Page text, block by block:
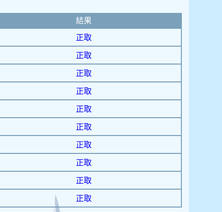
結果
正取
正取
正取
正取
正取
正取
正取
正取
正取
正取